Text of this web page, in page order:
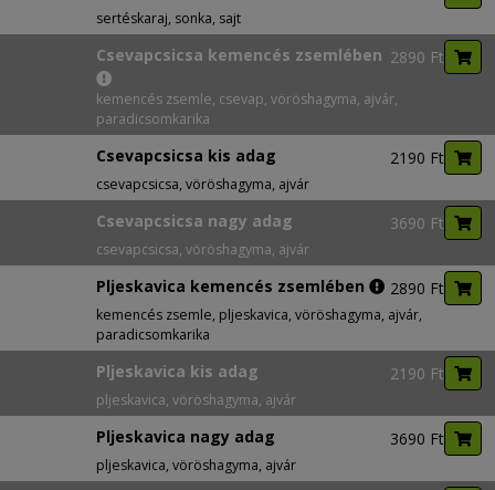
sertéskaraj, sonka, sajt
Csevapcsicsa kemencés zsemlében 2890 Ft
kemencés zsemle, csevap, vöröshagyma, ajvár,
paradicsomkarika
Csevapcsicsa kis adag 2190 Ft
csevapcsicsa, vöröshagyma, ajvár
Csevapcsicsa nagy adag 3690 Ft
csevapcsicsa, vöröshagyma, ajvár
Pljeskavica kemencés zsemlében 2890 Ft
kemencés zsemle, pljeskavica, vöröshagyma, ajvár,
paradicsomkarika
Pljeskavica kis adag 2190 Ft
pljeskavica, vöröshagyma, ajvár
Pljeskavica nagy adag 3690 Ft
pljeskavica, vöröshagyma, ajvár